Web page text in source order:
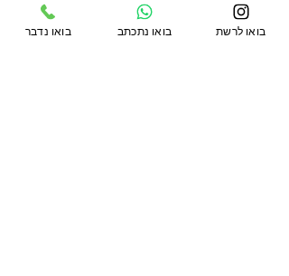
חזרה לעמוד ההמלצות
בואו נדבר בואו נתכתב בואו לרשת